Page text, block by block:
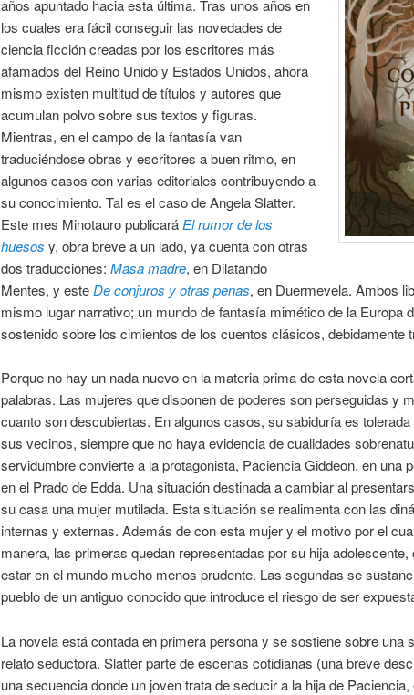
años apuntado hacia esta última. Tras unos años en
los cuales era fácil conseguir las novedades de
ciencia ficción creadas por los escritores más
afamados del Reino Unido y Estados Unidos, ahora
mismo existen multitud de títulos y autores que
acumulan polvo sobre sus textos y figuras.
Mientras, en el campo de la fantasía van
traduciéndose obras y escritores a buen ritmo, en
algunos casos con varias editoriales contribuyendo a
su conocimiento. Tal es el caso de Angela Slatter.
Este mes Minotauro publicará El rumor de los
huesos y, obra breve a un lado, ya cuenta con otras
dos traducciones: Masa madre, en Dilatando
Mentes, y esteDe conjuros y otras penas, en Duermevela. Ambos
mismo lugar narrativo; un mundo de fantasía mimético de la Europa
sostenido sobre los cimientos de los cuentos clásicos, debidamente
Porque no hay un nada nuevo en la materia prima de esta novela
palabras. Las mujeres que disponen de poderes son perseguidas y
cuanto son descubiertas. En algunos casos, su sabiduría es
sus vecinos, siempre que no haya evidencia de cualidades
servidumbre convierte a la protagonista, Paciencia Giddeon, en una
en el Prado de Edda. Una situación destinada a cambiar al
su casa una mujer mutilada. Esta situación se realimenta con las
internas y externas. Además de con esta mujer y el motivo por el
manera, las primeras quedan representadas por su hija
estar en el mundo mucho menos prudente. Las segundas se
pueblo de un antiguo conocido que introduce el riesgo de ser
La novela está contada en primera persona y se sostiene sobre una
relato seductora. Slatter parte de escenas cotidianas (una breve
una secuencia donde un joven trata de seducir a la hija de